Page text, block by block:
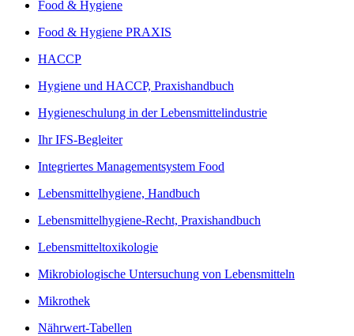
Food & Hygiene
Food & Hygiene PRAXIS
HACCP
Hygiene und HACCP, Praxishandbuch
Hygieneschulung in der Lebensmittelindustrie
Ihr IFS-Begleiter
Integriertes Managementsystem Food
Lebensmittelhygiene, Handbuch
Lebensmittelhygiene-Recht, Praxishandbuch
Lebensmitteltoxikologie
Mikrobiologische Untersuchung von Lebensmitteln
Mikrothek
Nährwert-Tabellen